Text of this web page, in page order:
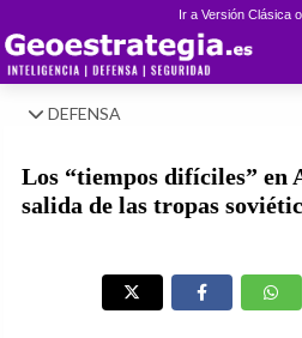
Ir a Versión Clásica
DEFENSA
Los “tiempos difíciles” en
salida de las tropas